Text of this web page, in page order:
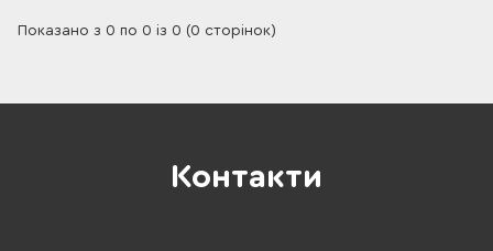
Показано з 0 по 0 із 0 (0 сторінок)
Контакти